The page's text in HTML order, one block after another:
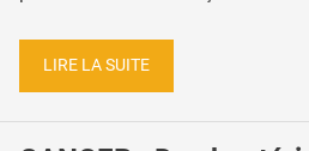
LIRE LA SUITE